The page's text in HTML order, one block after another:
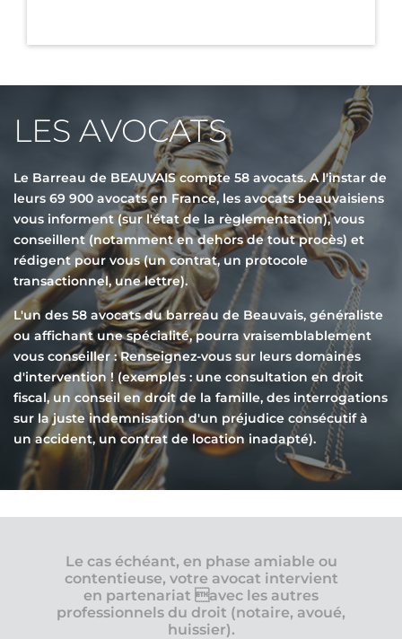
LES AVOCATS
Le Barreau de BEAUVAIS compte 58 avocats. A l'instar de
leurs 69 900 avocats en France, les avocats beauvaisiens
vous informent (sur l'état de la règlementation), vous
conseillent (notamment en dehors de tout procès) et
rédigent pour vous (un contrat, un protocole
transactionnel, une lettre).
L'un des 58 avocats du barreau de Beauvais, généraliste
ou affichant une spécialité, pourra vraisemblablement
vous conseiller : Renseignez-vous sur leurs domaines
d'intervention ! (exemples : une consultation en droit
fiscal, un conseil en droit de la famille, des interrogations
sur la juste indemnisation d'un préjudice consécutif à
un accident, un contrat de location inadapté).
Le cas échéant, en phase amiable ou
contentieuse, votre avocat intervient
en partenariat avec les autres
professionnels du droit (notaire, avoué,
huissier).